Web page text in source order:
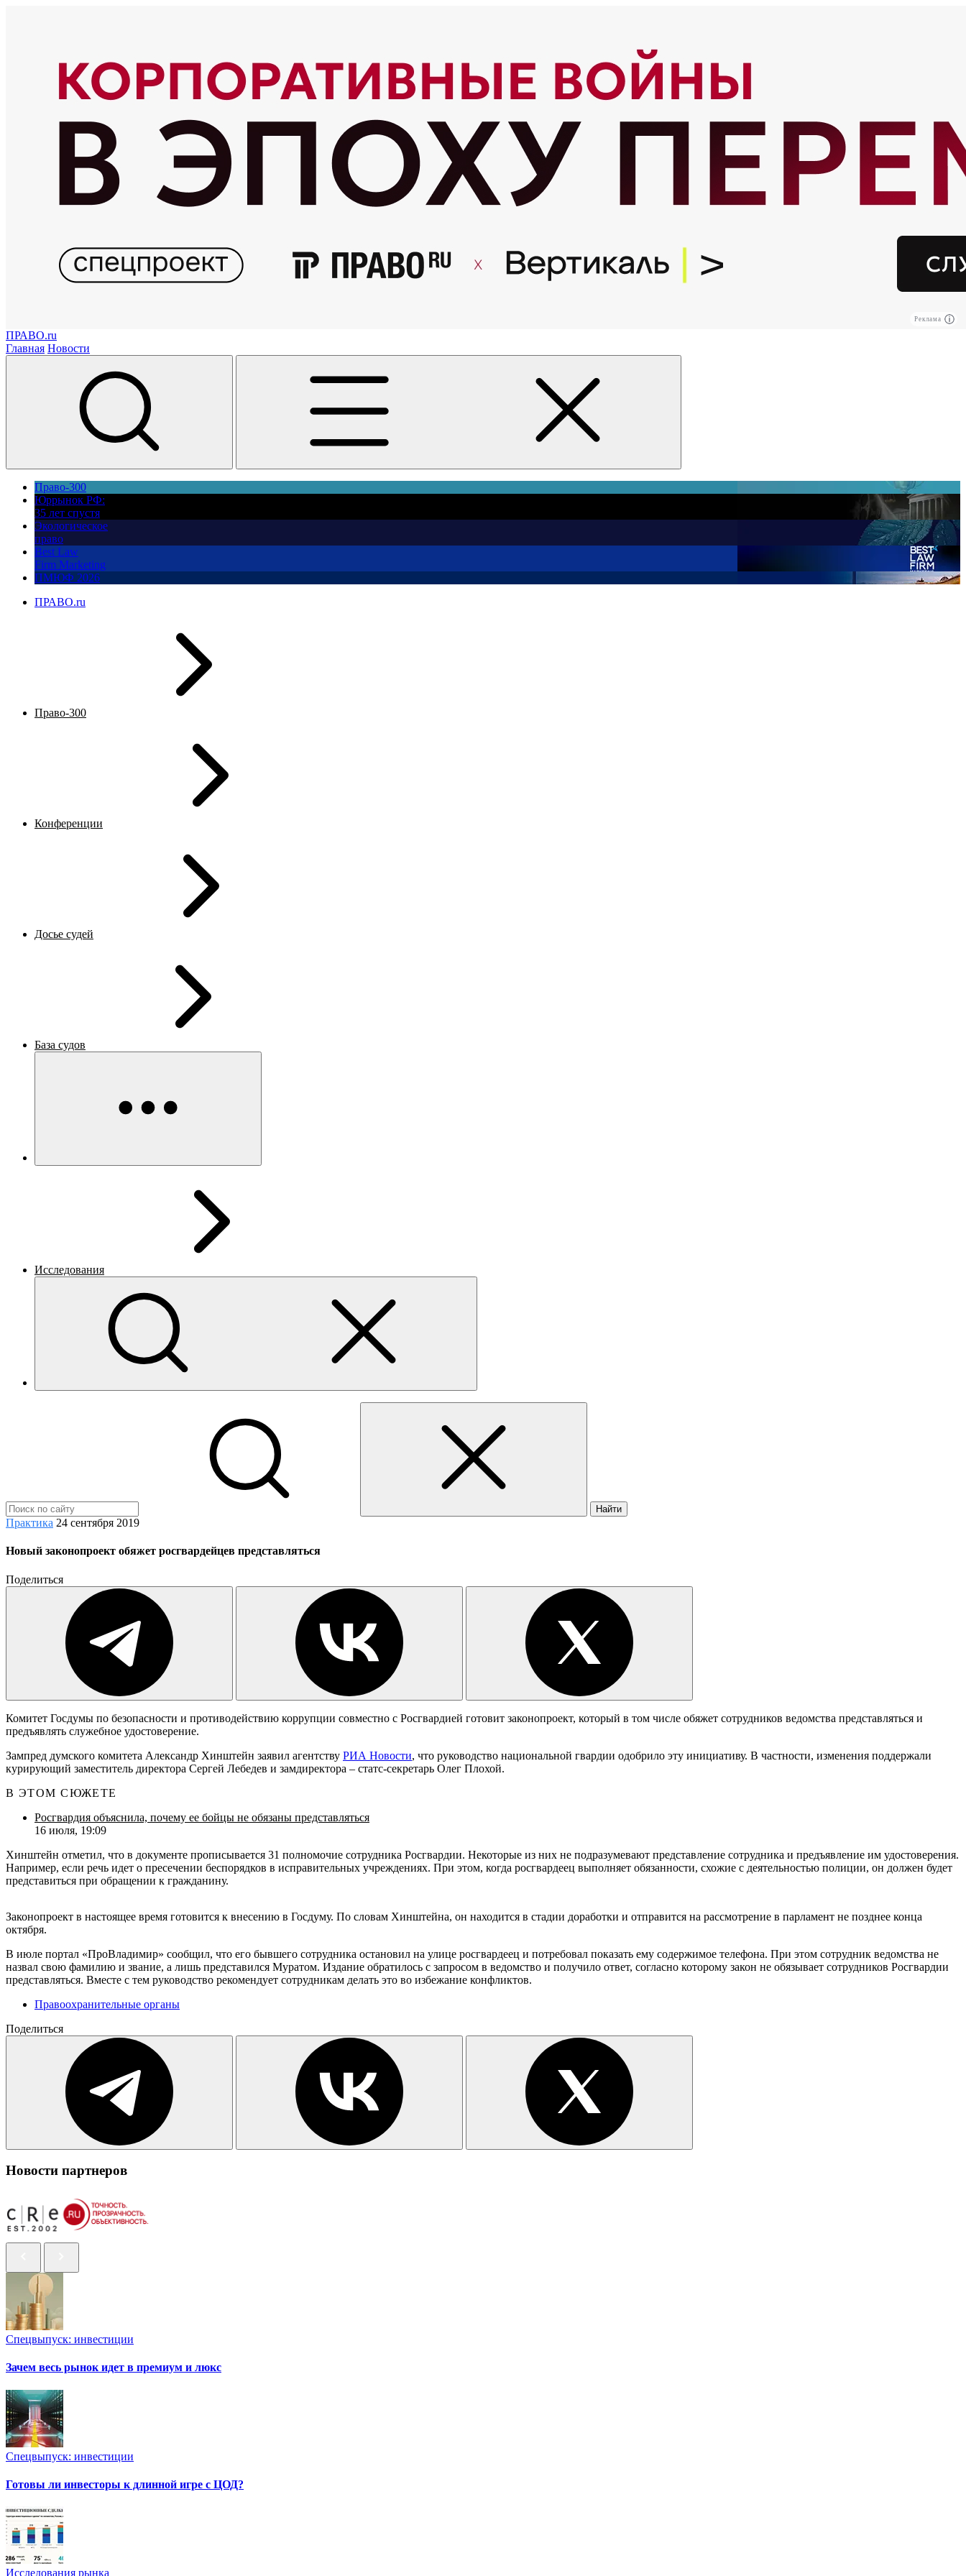
Реклама
ПРАВО.ru
Главная Новости
Право-300
Юррынок РФ:
35 лет спустя
Экологическое
право
Best Law
Firm Marketing
ПМЮФ 2026
ПРАВО.ru
Право-300
Конференции
Досье судей
База судов
Исследования
Найти
Практика 24 сентября 2019
Новый законопроект обяжет росгвардейцев представляться
Поделиться
Комитет Госдумы по безопасности и противодействию коррупции совместно с Росгвардией готовит законопроект, который в том числе обяжет сотрудников ведомства представляться и
предъявлять служебное удостоверение.
Зампред думского комитета Александр Хинштейн заявил агентству РИА Новости, что руководство национальной гвардии одобрило эту инициативу. В частности, изменения поддержали
курирующий заместитель директора Сергей Лебедев и замдиректора – статс-секретарь Олег Плохой.
В ЭТОМ СЮЖЕТЕ
Росгвардия объяснила, почему ее бойцы не обязаны представляться
16 июля, 19:09
Хинштейн отметил, что в документе прописывается 31 полномочие сотрудника Росгвардии. Некоторые из них не подразумевают представление сотрудника и предъявление им удостоверения.
Например, если речь идет о пресечении беспорядков в исправительных учреждениях. При этом, когда росгвардеец выполняет обязанности, схожие с деятельностью полиции, он должен будет
представиться при обращении к гражданину.
Законопроект в настоящее время готовится к внесению в Госдуму. По словам Хинштейна, он находится в стадии доработки и отправится на рассмотрение в парламент не позднее конца
октября.
В июле портал «ПроВладимир» сообщил, что его бывшего сотрудника остановил на улице росгвардеец и потребовал показать ему содержимое телефона. При этом сотрудник ведомства не
назвал свою фамилию и звание, а лишь представился Муратом. Издание обратилось с запросом в ведомство и получило ответ, согласно которому закон не обязывает сотрудников Росгвардии
представляться. Вместе с тем руководство рекомендует сотрудникам делать это во избежание конфликтов.
Правоохранительные органы
Поделиться
Новости партнеров
Спецвыпуск: инвестиции
Зачем весь рынок идет в премиум и люкс
Спецвыпуск: инвестиции
Готовы ли инвесторы к длинной игре с ЦОД?
Исследования рынка